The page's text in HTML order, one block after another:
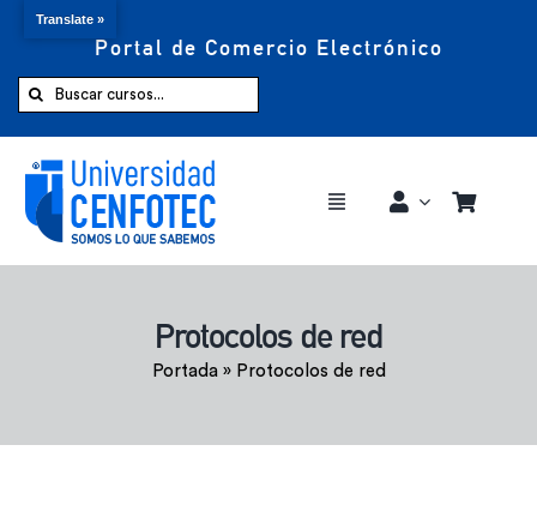
Portal de Comercio Electrónico
Buscar:
Toggle
Comprar ahora
Protocolos de red
Portada» Protocolos de red
Translate »